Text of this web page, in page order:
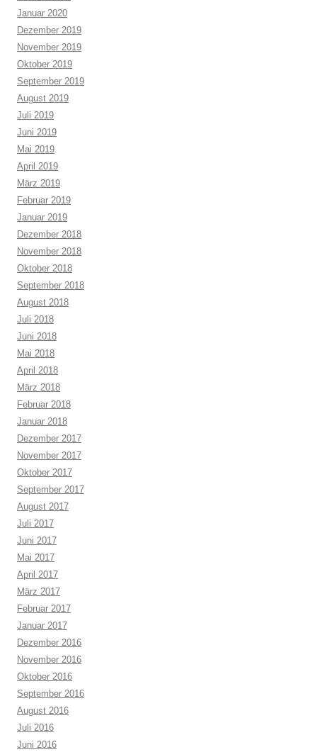
Januar 2020
Dezember 2019
November 2019
Oktober 2019
September 2019
August 2019
Juli 2019
Juni 2019
Mai 2019
April 2019
März 2019
Februar 2019
Januar 2019
Dezember 2018
November 2018
Oktober 2018
September 2018
August 2018
Juli 2018
Juni 2018
Mai 2018
April 2018
März 2018
Februar 2018
Januar 2018
Dezember 2017
November 2017
Oktober 2017
September 2017
August 2017
Juli 2017
Juni 2017
Mai 2017
April 2017
März 2017
Februar 2017
Januar 2017
Dezember 2016
November 2016
Oktober 2016
September 2016
August 2016
Juli 2016
Juni 2016